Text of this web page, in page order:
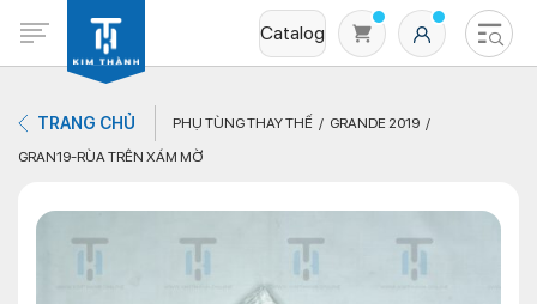
Catalog
TRANG CHỦ PHỤ TÙNG THAY THẾ
GRANDE 2019
GRAN19-RÙA TRÊN XÁM MỜ